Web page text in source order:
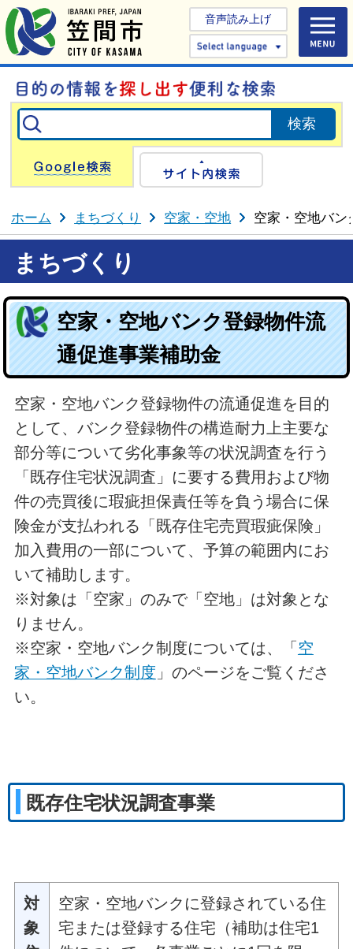
音声読み上げ
Select
Google検索
ホーム まちづくり 空家・空地 空家・空地バン
まちづくり
空家・空地バンク登録物件流
通促進事業補助金
空家・空地バンク登録物件の流通促進を目的
として、バンク登録物件の構造耐力上主要な
部分等について劣化事象等の状況調査を行う
「既存住宅状況調査」に要する費用および物
件の売買後に瑕疵担保責任等を負う場合に保
険金が支払われる「既存住宅売買瑕疵保険」
加入費用の一部について、予算の範囲内にお
いて補助します。
※対象は「空家」のみで「空地」は対象とな
りません。
※空家・空地バンク制度については、「 空
家・空地バンク制度 」のページをご覧くださ
い。
既存住宅状況調査事業
対
象
空家・空地バンクに登録されている住
宅または登録する住宅（補助は住宅1